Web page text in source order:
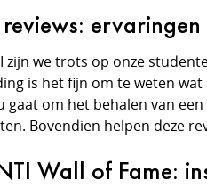
zijn we trots op onze
is het fijn om te weten
gaat om het behalen van
Bovendien helpen deze
Wall of Fame: